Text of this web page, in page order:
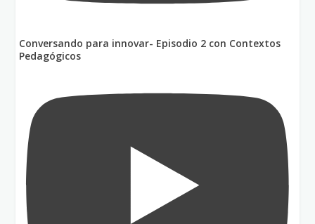
Conversando para innovar- Episodio 2 con Contextos
Pedagógicos